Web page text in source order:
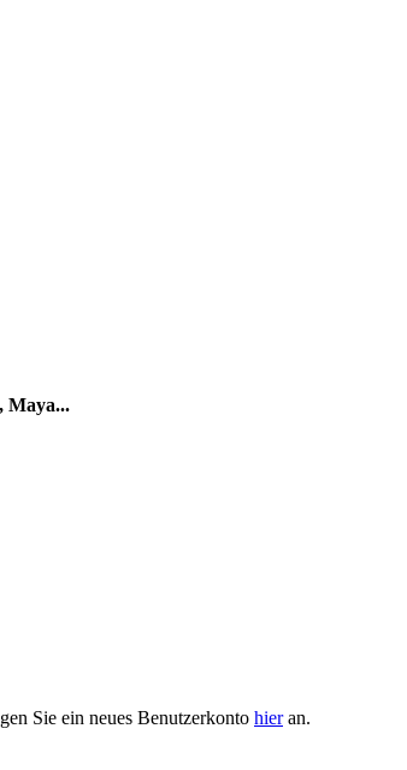
Maya...
Sie ein neues Benutzerkonto hieran.